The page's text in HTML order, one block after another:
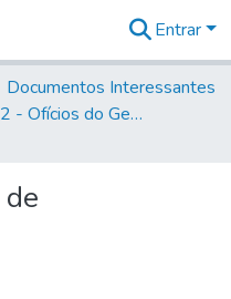
Entrar
Documentos Interessantes
Volume 92 - Ofícios do General D. Luiz aos diversos funcionários da Capitania (1768- 1772)